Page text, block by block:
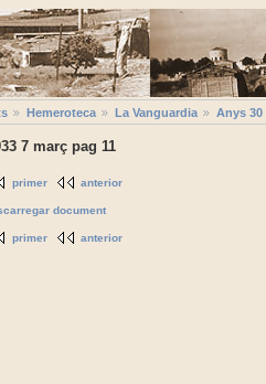
Hemeroteca La Vanguardia Anys 30
7 març pag 11
primer anterior
document
primer anterior